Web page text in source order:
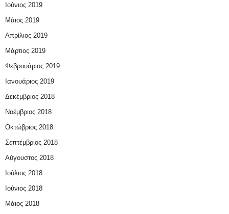
Ιούνιος 2019
Μάιος 2019
Απρίλιος 2019
Μάρτιος 2019
Φεβρουάριος 2019
Ιανουάριος 2019
Δεκέμβριος 2018
Νοέμβριος 2018
Οκτώβριος 2018
Σεπτέμβριος 2018
Αύγουστος 2018
Ιούλιος 2018
Ιούνιος 2018
Μάιος 2018